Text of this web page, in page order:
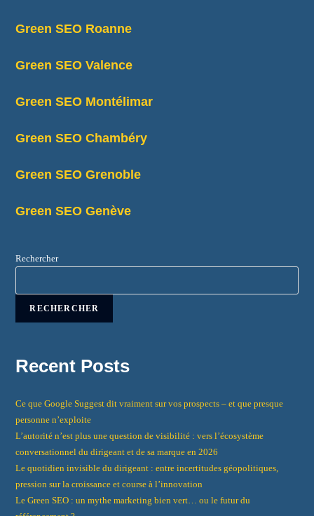
Green SEO Roanne
Green SEO Valence
Green SEO Montélimar
Green SEO Chambéry
Green SEO Grenoble
Green SEO Genève
Rechercher
RECHERCHER
Recent Posts
Ce que Google Suggest dit vraiment sur vos prospects – et que presque
personne n’exploite
L’autorité n’est plus une question de visibilité : vers l’écosystème
conversationnel du dirigeant et de sa marque en 2026
Le quotidien invisible du dirigeant : entre incertitudes géopolitiques,
pression sur la croissance et course à l’innovation
Le Green SEO : un mythe marketing bien vert… ou le futur du